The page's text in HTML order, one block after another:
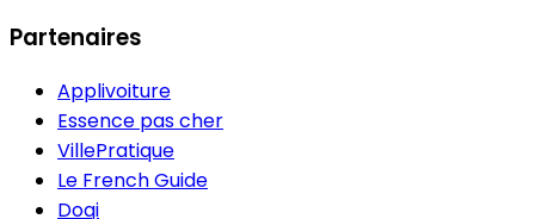
Partenaires
Applivoiture
Essence pas cher
VillePratique
Le French Guide
Doqi